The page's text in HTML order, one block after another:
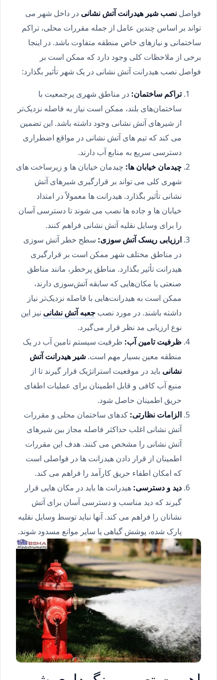
فواصلنصب شیر هیدرانت آتش نشانیدر داخل شهر می
تواند بر اساس چندین عامل از جمله مقررات محلی، تراکم
ساختمانی و نیازهای خاص منطقه متفاوت باشد. در اینجا
برخی از ملاحظات کلی وجود دارد که ممکن است بر
فواصل نصب هیدرانت آتش نشانی در یک شهر تأثیر بگذارد:
تراکم ساختمان:در مناطق شهری پرجمعیت با
ساختمان‌های بلند، ممکن است نیاز به فاصله نزدیک‌تر
از شیرهای آتش نشانی وجود داشته باشد. این تضمین
می کند که تیم های آتش نشانی در مواقع اضطراری
دسترسی سریع به منابع آب دارند.
چیدمان خیابان ها:چیدمان خیابان ها و زیرساخت های
شهری کلی می تواند بر قرارگیری شیرهای آتش
نشانی تأثیر بگذارد. هیدرانت ها معمولاً در امتداد
خیابان ها و جاده ها نصب می شوند تا دسترسی آسان
را برای وسایل نقلیه آتش نشانی فراهم کنند.
ارزیابی ریسک آتش سوزی:سطح خطر آتش سوزی
در مناطق مختلف شهر ممکن است بر قرارگیری
هیدرانت تأثیر بگذارد. مناطق پرخطر، مانند مناطق
صنعتی یا مکان‌هایی که سابقه آتش‌سوزی دارند،
ممکن است به هیدرانت‌هایی با فاصله نزدیک‌تر نیاز
داشته باشند. در مورد نصب جعبه آتش نشانینیز این
نوع ارزیابی مد نظر قرار می‌گیرد.
ظرفیت تامین آب:ظرفیت سیستم تامین آب در یک
منطقه معین بسیار مهم است.شیر هیدرانت آتش
نشانیباید در موقعیت استراتژیک قرار گیرند تا از
منبع آب کافی و قابل اطمینان برای عملیات اطفای
حریق اطمینان حاصل شود.
الزامات نظارتی:کدهای ساختمان محلی و مقررات
آتش نشانی اغلب حداکثر فاصله مجاز بین شیرهای
آتش نشانی را مشخص می کنند. هدف این مقررات
اطمینان از قرار دادن هیدرانت ها در فواصلی است
که امکان اطفاء حریق کارآمد را فراهم می کند.
دید و دسترسی:هیدرانت ها باید در مکان هایی قرار
گیرند که دید مناسب و دسترسی آسان برای آتش
نشانان را فراهم می کند. آنها نباید توسط وسایل نقلیه
پارک شده، پوشش گیاهی یا سایر موانع مسدود شوند.